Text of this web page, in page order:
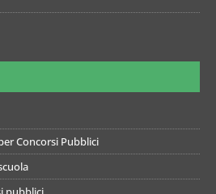
Concorsi Pubblici